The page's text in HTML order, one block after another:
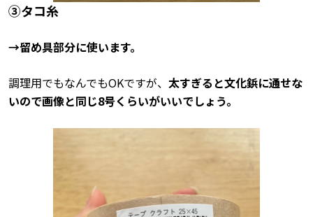
➂タコ糸
→留め具部分に使います。
調理用でもなんでもOKですが、 太すぎると文化鋲に通せな
いので画像と同じ8号くらいがいいでしょう。